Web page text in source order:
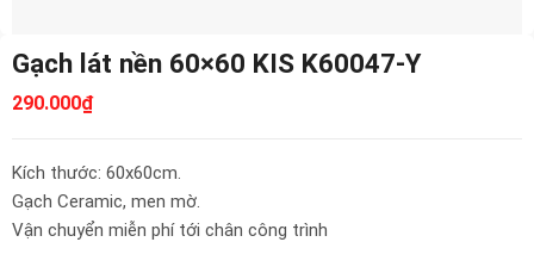
Gạch lát nền 60×60 KIS K60047-Y
290.000₫
Kích thước: 60x60cm.
Gạch Ceramic, men mờ.
Vận chuyển miễn phí tới chân công trình